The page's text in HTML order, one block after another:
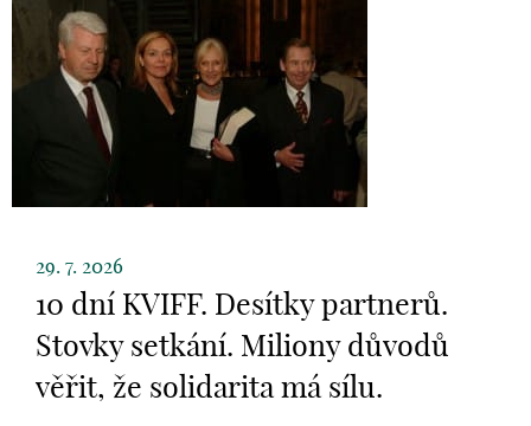
KOŠÍK
29. 7. 2026
10 dní KVIFF. Desítky partnerů.
Stovky setkání. Miliony důvodů
věřit, že solidarita má sílu.